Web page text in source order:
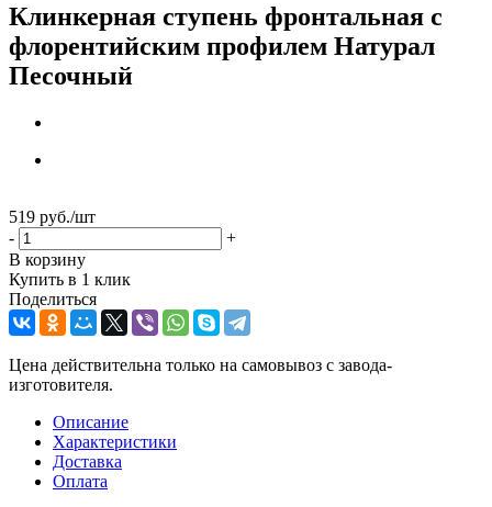
Клинкерная ступень фронтальная с
флорентийским профилем Натурал
Песочный
519 руб./шт
-
+
В корзину
Купить в 1 клик
Поделиться
Цена действительна только на самовывоз с завода-
изготовителя.
Описание
Характеристики
Доставка
Оплата